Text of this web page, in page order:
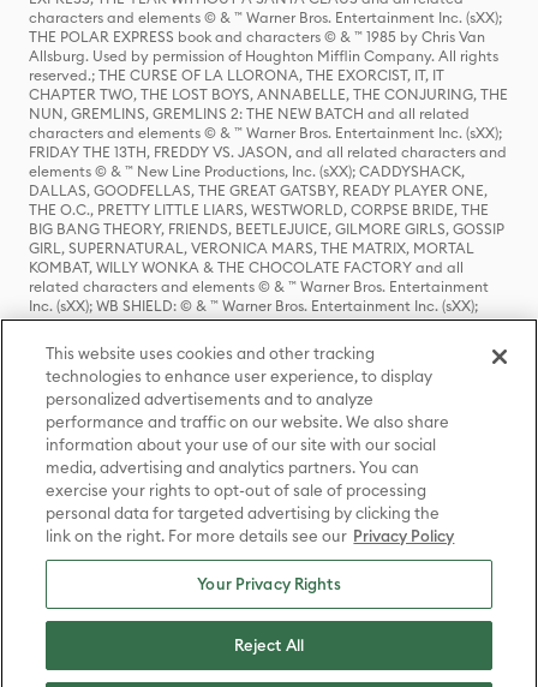
characters and elements © & ™ Warner Bros. Entertainment Inc. (sXX);
THE POLAR EXPRESS book and characters © & ™ 1985 by Chris Van
Allsburg. Used by permission of Houghton Mifflin Company. All rights
reserved.; THE CURSE OF LA LLORONA, THE EXORCIST, IT, IT
CHAPTER TWO, THE LOST BOYS, ANNABELLE, THE CONJURING, THE
NUN, GREMLINS, GREMLINS 2: THE NEW BATCH and all related
characters and elements © & ™ Warner Bros. Entertainment Inc. (sXX);
FRIDAY THE 13TH, FREDDY VS. JASON, and all related characters and
elements © & ™ New Line Productions, Inc. (sXX); CADDYSHACK,
DALLAS, GOODFELLAS, THE GREAT GATSBY, READY PLAYER ONE,
THE O.C., PRETTY LITTLE LIARS, WESTWORLD, CORPSE BRIDE, THE
BIG BANG THEORY, FRIENDS, BEETLEJUICE, GILMORE GIRLS, GOSSIP
GIRL, SUPERNATURAL, VERONICA MARS, THE MATRIX, MORTAL
KOMBAT, WILLY WONKA & THE CHOCOLATE FACTORY and all
related characters and elements © & ™ Warner Bros. Entertainment
Inc. (sXX); WB SHIELD: © & ™ Warner Bros. Entertainment Inc. (sXX);
HOUSE OF THE DRAGON, GAME OF THRONES, and all related
characters and elements © & ™ Home Box Office, Inc. (sXX); CHILLING
ADVENTURES OF SABRINA, RIVERDALE © & ™ Warner Bros.
Entertainment Inc. Archie Comics and all related characters and
elements © & ™ Archie Comic Publications, Inc. Used with permission.
(sXX); SEINFELD and all related characters and elements © & ™ Castle
Rock Entertainment. (sXX); TED LASSO © & ™ Warner Bros.
Entertainment Inc. & Universal Television LLC (sXX); THE HOBBIT: AN
UNEXPECTED JOURNEY, THE HOBBIT: THE DESOLATION OF SMAUG,
THE HOBBIT: THE BATTLE OF THE FIVE ARMIES, THE LORD OF THE
RINGS: THE FELLOWSHIP OF THE RING, THE LORD OF THE RINGS: THE
TWO TOWERS, THE LORD OF THE RINGS: THE RETURN OF THE KING
and the names of the characters, items, events and places therein are
TM of The Saul Zaentz Company d/b/a Middle-earth Enterprises
under license to New Line Productions, Inc. (sXX), © Warner Bros.
Entertainment Inc. All rights reserved; WHERE THE WILD THINGS ARE
Entertainment Inc. (sXX); WIZARDING WORLD and all related
trademarks, characters, names, and indicia are © & ™ Warner Bros.
This website uses cookies and other tracking
technologies to enhance user experience, to display
personalized advertisements and to analyze
performance and traffic on our website. We also share
information about your use of our site with our social
media, advertising and analytics partners. You can
exercise your rights to opt-out of sale of processing
personal data for targeted advertising by clicking the
link on the right. For more details see our Privacy Policy
Your Privacy Rights
Reject All